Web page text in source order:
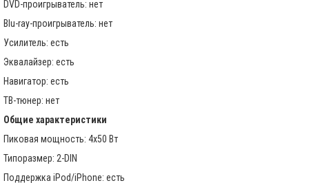
DVD-проигрыватель: нет
Blu-ray-проигрыватель: нет
Усилитель: есть
Эквалайзер: есть
Навигатор: есть
ТВ-тюнер: нет
Общие характеристики
Пиковая мощность: 4x50 Вт
Типоразмер: 2-DIN
Поддержка iPod/iPhone: есть